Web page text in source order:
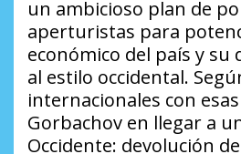
un ambicioso plan de
aperturistas para
económico del país y su
al estilo occidental.
internacionales con
Gorbachov en llegar a
Occidente: devolución